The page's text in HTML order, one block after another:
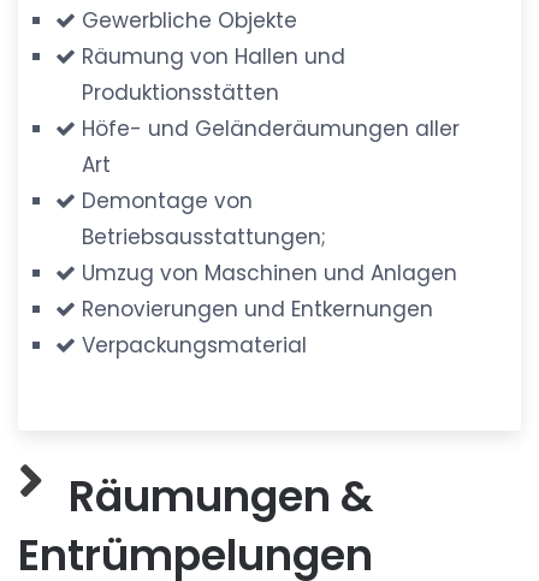
Gewerbliche Objekte
Räumung von Hallen und
Produktionsstätten
Höfe- und Geländeräumungen aller
Art
Demontage von
Betriebsausstattungen;
Umzug von Maschinen und Anlagen
Renovierungen und Entkernungen
Verpackungsmaterial
Räumungen &
Entrümpelungen